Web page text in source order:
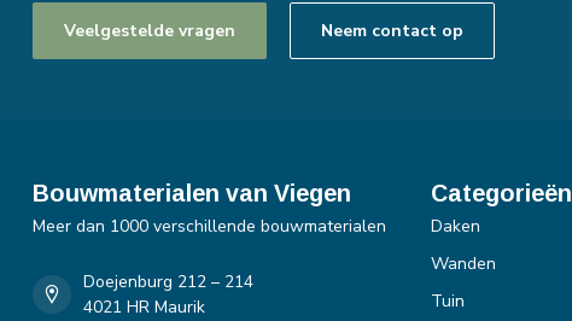
Veelgestelde vragen Neem contact op
Bouwmaterialen van Viegen
Meer dan 1000 verschillende bouwmaterialen
Doejenburg 212 – 214
4021 HR Maurik
Categorieën
Daken
Wanden
Tuin